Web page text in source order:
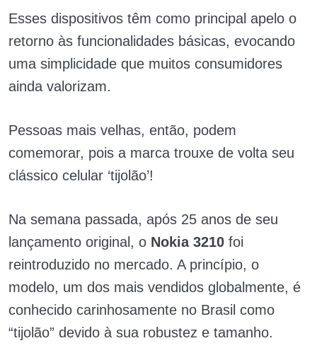
Esses dispositivos têm como principal apelo o
retorno às funcionalidades básicas, evocando
uma simplicidade que muitos consumidores
ainda valorizam.
Pessoas mais velhas, então, podem
comemorar, pois a marca trouxe de volta seu
clássico celular ‘tijolão’!
Na semana passada, após 25 anos de seu
lançamento original, o Nokia 3210 foi
reintroduzido no mercado. A princípio, o
modelo, um dos mais vendidos globalmente, é
conhecido carinhosamente no Brasil como
“tijolão” devido à sua robustez e tamanho.